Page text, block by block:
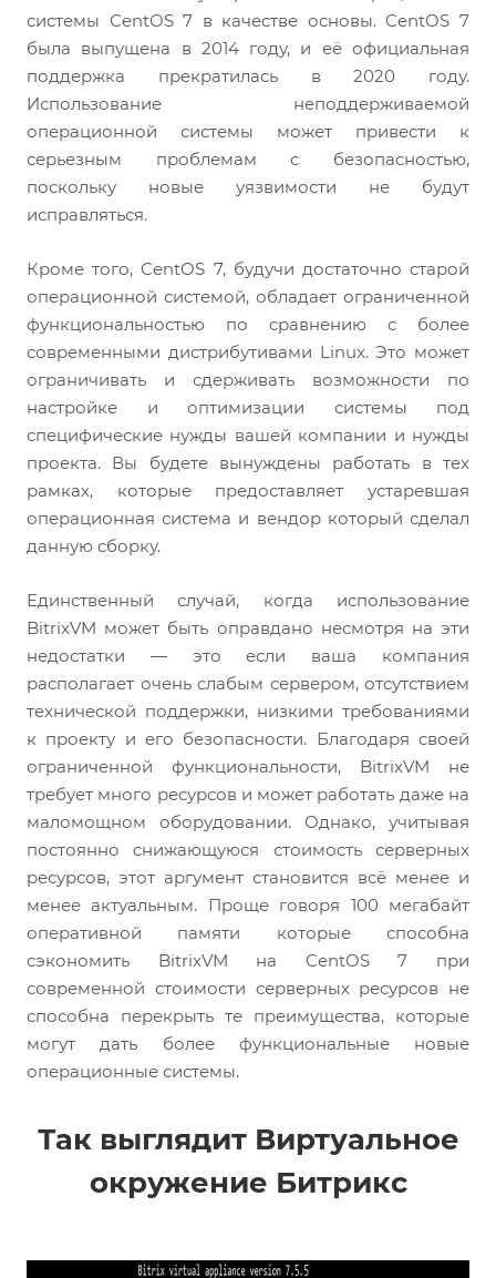
системы CentOS 7 в качестве основы. CentOS 7
была выпущена в 2014 году, и её официальная
поддержка прекратилась в 2020 году.
Использование неподдерживаемой
операционной системы может привести к
серьезным проблемам с безопасностью,
поскольку новые уязвимости не будут
исправляться.
Кроме того, CentOS 7, будучи достаточно старой
операционной системой, обладает ограниченной
функциональностью по сравнению с более
современными дистрибутивами Linux. Это может
ограничивать и сдерживать возможности по
настройке и оптимизации системы под
специфические нужды вашей компании и нужды
проекта. Вы будете вынуждены работать в тех
рамках, которые предоставляет устаревшая
операционная система и вендор который сделал
данную сборку.
Единственный случай, когда использование
BitrixVM может быть оправдано несмотря на эти
недостатки — это если ваша компания
располагает очень слабым сервером, отсутствием
технической поддержки, низкими требованиями
к проекту и его безопасности. Благодаря своей
ограниченной функциональности, BitrixVM не
требует много ресурсов и может работать даже на
маломощном оборудовании. Однако, учитывая
постоянно снижающуюся стоимость серверных
ресурсов, этот аргумент становится всё менее и
менее актуальным. Проще говоря 100 мегабайт
оперативной памяти которые способна
сэкономить BitrixVM на CentOS 7 при
современной стоимости серверных ресурсов не
способна перекрыть те преимущества, которые
могут дать более функциональные новые
операционные системы.
Так выглядит Виртуальное
окружение Битрикс